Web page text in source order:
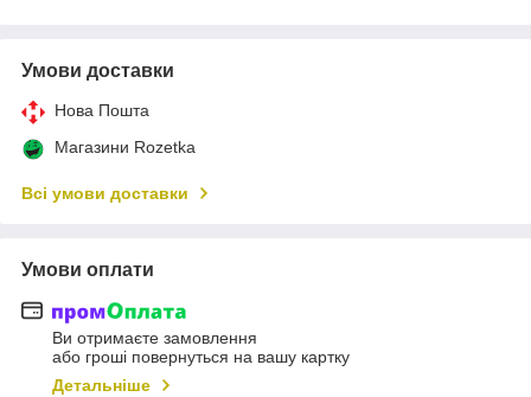
Умови доставки
Нова Пошта
Магазини Rozetka
Всі умови доставки
Умови оплати
Ви отримаєте замовлення
або гроші повернуться на вашу картку
Детальніше